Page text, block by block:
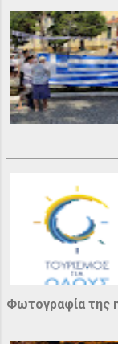
Φωτογραφία της